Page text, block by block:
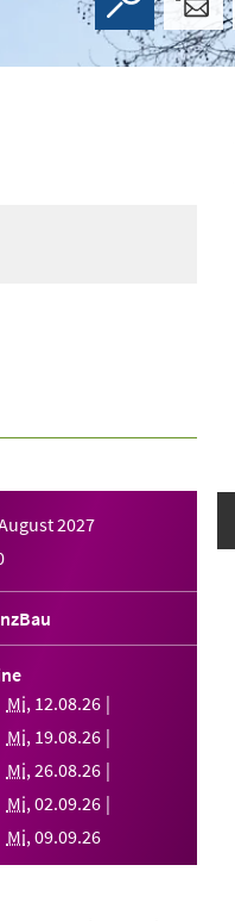
2027
Mi, 12.08.26
Mi, 19.08.26
Mi,26.08.26
Mi,02.09.26
Mi,09.09.26